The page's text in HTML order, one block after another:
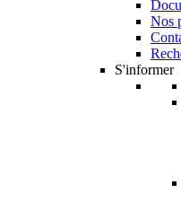
Nos
S'informer